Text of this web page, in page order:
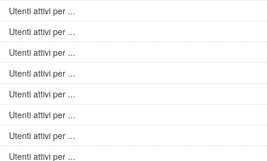
Utenti attivi per ...
Utenti attivi per ...
Utenti attivi per ...
Utenti attivi per ...
Utenti attivi per ...
Utenti attivi per ...
Utenti attivi per ...
Utenti attivi per ...